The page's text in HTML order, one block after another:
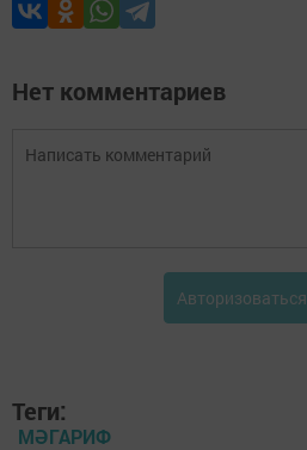
Нет комментариев
Авторизоваться
Теги:
МӘГАРИФ